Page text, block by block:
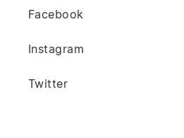
Facebook
Instagram
Twitter